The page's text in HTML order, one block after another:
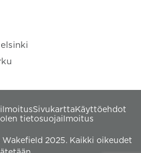
Sivukartta Käyttöehdot
tietosuojailmoitus
2025. Kaikki oikeudet